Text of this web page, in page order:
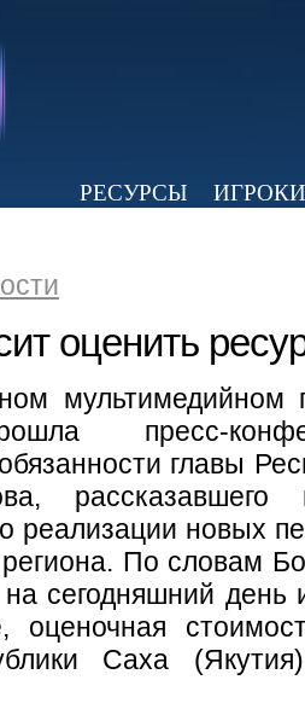
РЕСУРСЫ
ИГРОКИ
оценить
мультимедийном
пресс-
главы
реализации новых
По словам
сегодняшний
Саха